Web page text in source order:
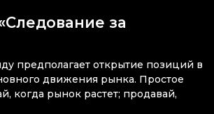
за
предполагает открытие позиций в
движения рынка. Простое
когда рынок растет; продавай,